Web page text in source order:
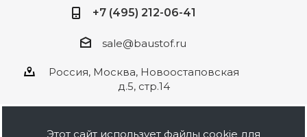
+7 (495) 212-06-41
sale@baustof.ru
Россия, Москва, Новоостаповская
д.5, стр.14
Этот сайт использует файлы cookie для